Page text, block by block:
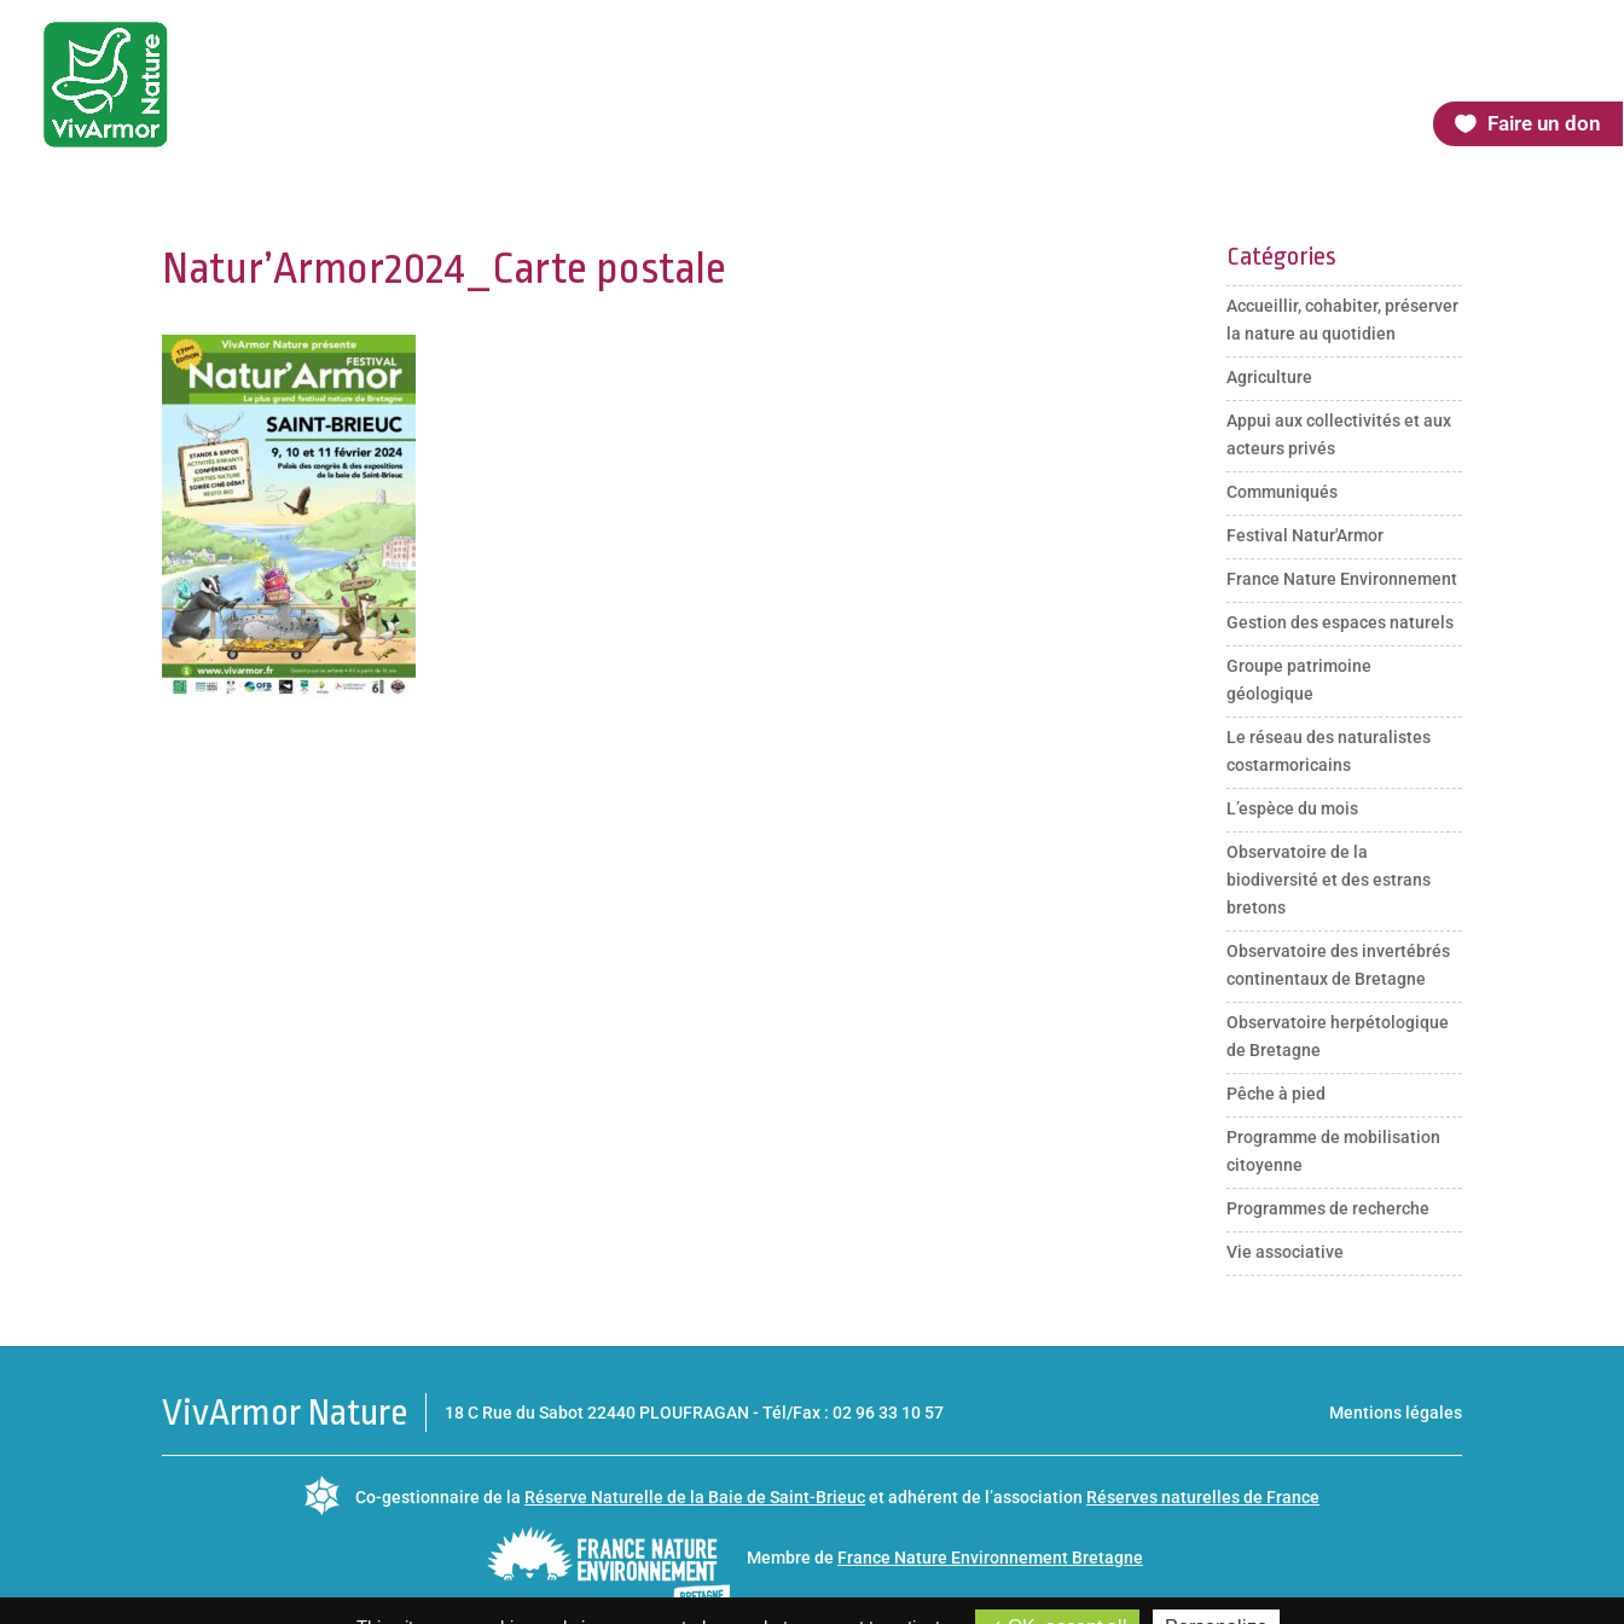
Faire un don
Natur’Armor2024_Carte postale Catégories
Accueillir, cohabiter, préserver
la nature au quotidien
Agriculture
Appui aux collectivités et aux
acteurs privés
Communiqués
Festival Natur'Armor
France Nature Environnement
Gestion des espaces naturels
Groupe patrimoine
géologique
Le réseau des naturalistes
costarmoricains
L’espèce du mois
Observatoire de la
biodiversité et des estrans
bretons
Observatoire des invertébrés
continentaux de Bretagne
Observatoire herpétologique
de Bretagne
Pêche à pied
Programme de mobilisation
citoyenne
Programmes de recherche
Vie associative
VivArmor Nature 18 C Rue du Sabot 22440 PLOUFRAGAN -Tél/Fax : 02 96 33 10 57 Mentions légales
Co-gestionnaire de la Réserve Naturelle de la Baie de Saint-Brieucet adhérent de l’association Réserves naturelles de France
Membre de France Nature Environnement Bretagne